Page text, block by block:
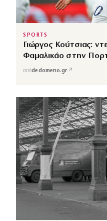
SPORTS
Γιώργος Κούτσιας:
Φαμαλικάο στην
απόdedomeno.gr ↗